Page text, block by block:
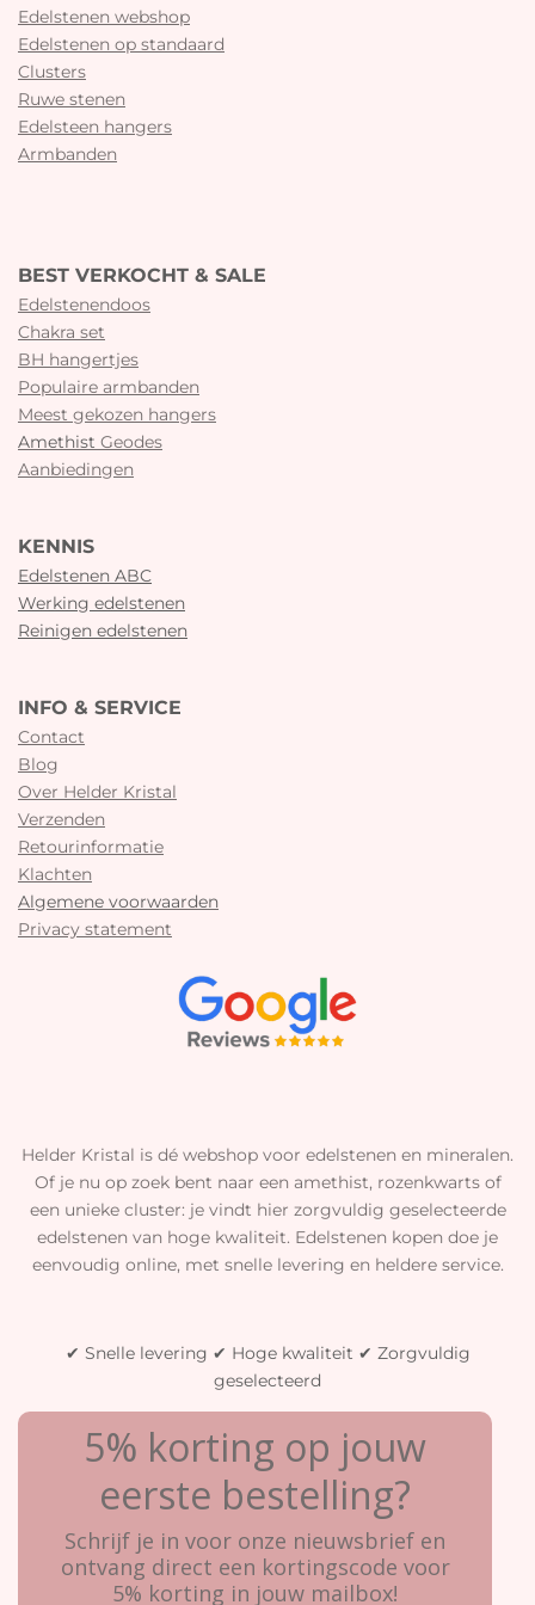
Edelstenen webshop
Edelstenen op standaard
Clusters
Ruwe stenen
Edelsteen hangers
Armbanden
BEST VERKOCHT & SALE
Edelstenendoos
Chakra set
BH hangertjes
Populaire armbanden
Meest gekozen hangers
Amethist Geodes
Aanbiedingen
KENNIS
Edelstenen ABC
Werking edelstenen
Reinigen edelstenen
INFO & SERVICE
Contact
Blog
Over Helder Kristal
Verzenden
Retourinformatie
Klachten
Algemene voorwaarden
Privacy statement
Helder Kristal is dé webshop voor edelstenen en mineralen.
Of je nu op zoek bent naar een amethist, rozenkwarts of
een unieke cluster: je vindt hier zorgvuldig geselecteerde
edelstenen van hoge kwaliteit. Edelstenen kopen doe je
eenvoudig online, met snelle levering en heldere service.
✔ Snelle levering ✔ Hoge kwaliteit ✔ Zorgvuldig
geselecteerd
5% korting op jouw
eerste bestelling?
Schrijf je in voor onze nieuwsbrief en
ontvang direct een kortingscode voor
5% korting in jouw mailbox!